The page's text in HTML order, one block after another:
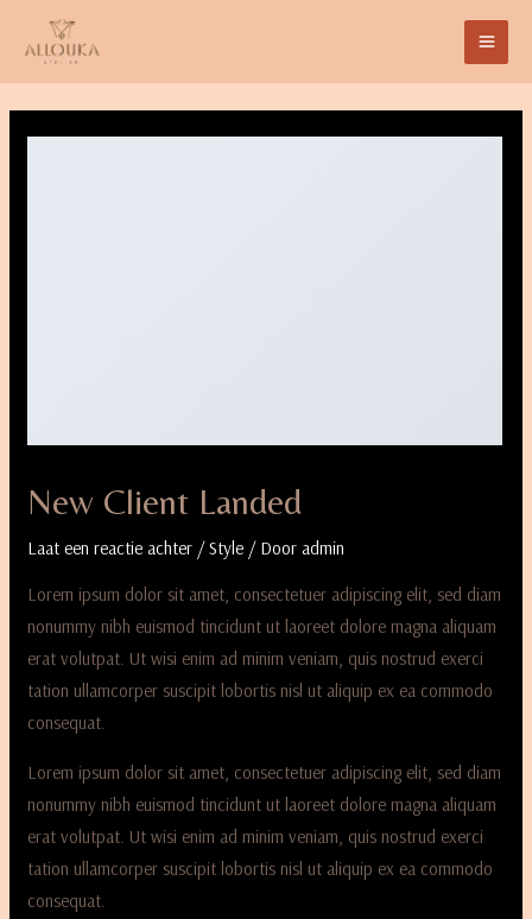
New Client Landed
Laat een reactie achter /Style / Dooradmin
Lorem ipsum dolor sit amet, consectetuer adipiscing elit, sed diam
nonummy nibh euismod tincidunt ut laoreet dolore magna aliquam
erat volutpat. Ut wisi enim ad minim veniam, quis nostrud exerci
tation ullamcorper suscipit lobortis nisl ut aliquip ex ea commodo
consequat.
Lorem ipsum dolor sit amet, consectetuer adipiscing elit, sed diam
nonummy nibh euismod tincidunt ut laoreet dolore magna aliquam
erat volutpat. Ut wisi enim ad minim veniam, quis nostrud exerci
tation ullamcorper suscipit lobortis nisl ut aliquip ex ea commodo
consequat.